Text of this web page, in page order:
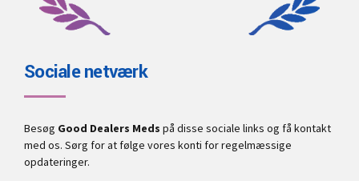
Sociale netværk
Besøg Good Dealers Meds på disse sociale links og få kontakt
med os. Sørg for at følge vores konti for regelmæssige
opdateringer.